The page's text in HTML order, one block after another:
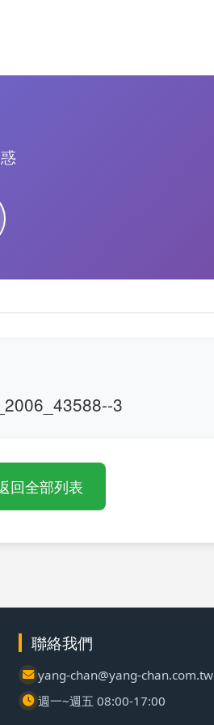
3
回全部列表
聯絡我們
yang-chan@yang-chan.com.tw
週一~週五 08:00-17:00